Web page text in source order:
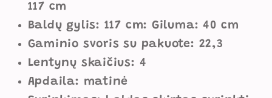
117 cm
Baldų gylis: 117 cm: Giluma: 40 cm
Gaminio svoris su pakuote: 22,3
Lentynų skaičius: 4
Apdaila: matinė